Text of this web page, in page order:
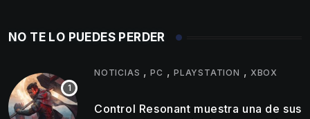
NO TE LO PUEDES PERDER
NOTICIAS ,PC ,PLAYSTATION , XBOX
Control Resonant muestra una de sus